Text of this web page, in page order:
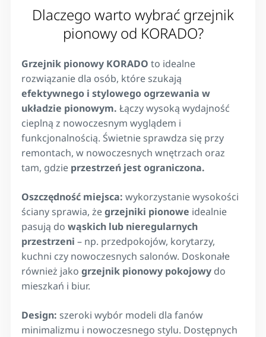
Dlaczego warto wybrać grzejnik
pionowy od KORADO?
Grzejnik pionowy KORADO to idealne
rozwiązanie dla osób, które szukają
efektywnego i stylowego ogrzewania w
układzie pionowym. Łączy wysoką wydajność
cieplną z nowoczesnym wyglądem i
funkcjonalnością. Świetnie sprawdza się przy
remontach, w nowoczesnych wnętrzach oraz
tam, gdzie przestrzeń jest ograniczona.
Oszczędność miejsca: wykorzystanie wysokości
ściany sprawia, żegrzejniki pionowe idealnie
pasują do wąskich lub nieregularnych
przestrzeni – np. przedpokojów, korytarzy,
kuchni czy nowoczesnych salonów. Doskonałe
również jako grzejnik pionowy pokojowy do
mieszkań i biur.
Design: szeroki wybór modeli dla fanów
minimalizmu i nowoczesnego stylu. Dostępnych